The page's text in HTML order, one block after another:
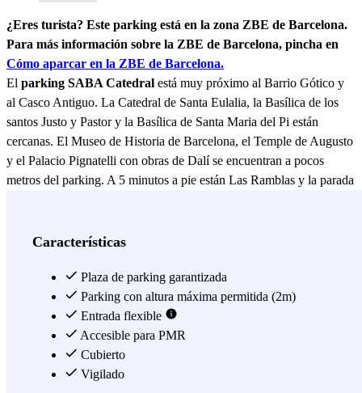
¿Eres turista? Este parking está en la zona ZBE de Barcelona.
Para más información sobre la ZBE de Barcelona, pincha en
Cómo aparcar en la ZBE de Barcelona.
El parking SABA Catedral está muy próximo al Barrio Gótico y
al Casco Antiguo. La Catedral de Santa Eulalia, la Basílica de los
santos Justo y Pastor y la Basílica de Santa Maria del Pi están
cercanas. El Museo de Historia de Barcelona, el Temple de Augusto
y el Palacio Pignatelli con obras de Dalí se encuentran a pocos
metros del parking. A 5 minutos a pie están Las Ramblas y la parada
Características
Plaza de parking garantizada
Parking con altura máxima permitida (2m)
Entrada flexible
Accesible para PMR
Cubierto
Vigilado